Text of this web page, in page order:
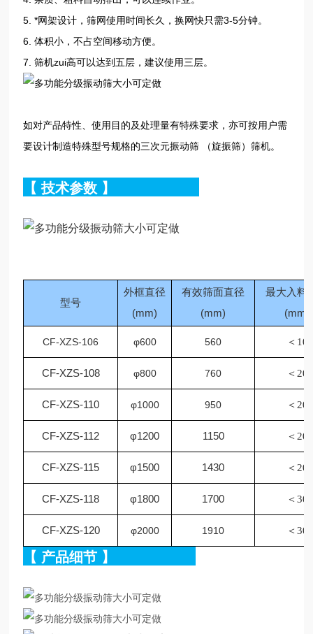
5. *网架设计，筛网使用时间长久，换网快只需3-5分钟。
6. 体积小，不占空间移动方便。
7. 筛机zui高可以达到五层，建议使用三层。
如对产品特性、使用目的及处理量有特殊要求，亦可按用户需
要设计制造特殊型号规格的三次元振动筛 （旋振筛）筛机。
【 技术参数 】
型号
外框直径
(mm)
有效筛面直径
(mm)
最大入料
(mm)
CF-XZS-106 φ600 560 ＜ 10
CF-XZS-108 φ800 760 ＜ 20
CF-XZS-110 φ1000 950 ＜ 20
CF-XZS-112 φ1200 1150 ＜ 20
CF-XZS-115 φ1500 1430 ＜ 20
CF-XZS-118 φ1800 1700 ＜30
CF-XZS-120 φ2000 1910 ＜30
【 产品细节 】